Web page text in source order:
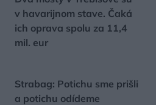
v havarijnom stave. Čaká
ich oprava spolu za 11,4
mil. eur
Strabag: Potichu sme prišli
a potichu odídeme